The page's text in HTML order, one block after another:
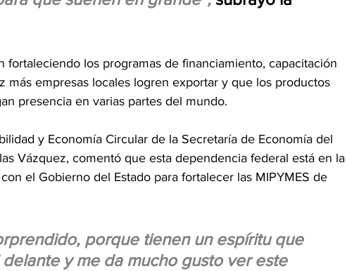
fortaleciendo los programas de financiamiento, capacitación
más empresas locales logren exportar y que los productos
presencia en varias partes del mundo.
y Economía Circular de la Secretaría de Economía del
Vázquez, comentó que esta dependencia federal está en la
el Gobierno del Estado para fortalecer las MIPYMES de
porque tienen un espíritu que
delante y me da mucho gusto ver este